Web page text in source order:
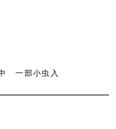
一部小虫入